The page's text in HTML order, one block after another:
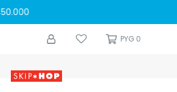
Skip-hop
PYG 0